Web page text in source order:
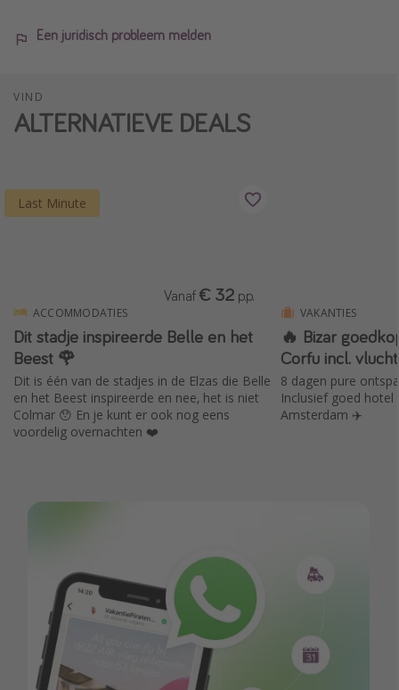
Een juridisch probleem melden
VIND
ALTERNATIEVE DEALS
Last Minute
ACCOMMODATIES
Dit stadje inspireerde Belle en het
Beest 🌹
Dit is één van de stadjes in de Elzas die Belle
en het Beest inspireerde en nee, het is niet
Colmar 😯 En je kunt er ook nog eens
voordelig overnachten ❤️
Vanaf € 32 p.p.
VAKANTIES
🔥 Bizar
Corfu incl.
8 dagen pure
Inclusief goed
Amsterdam ✈️